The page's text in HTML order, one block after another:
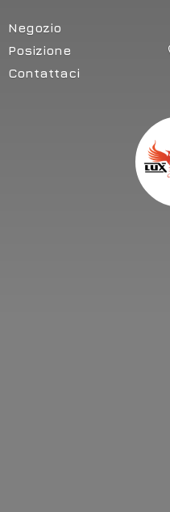
Negozio
Posizione
Contattaci